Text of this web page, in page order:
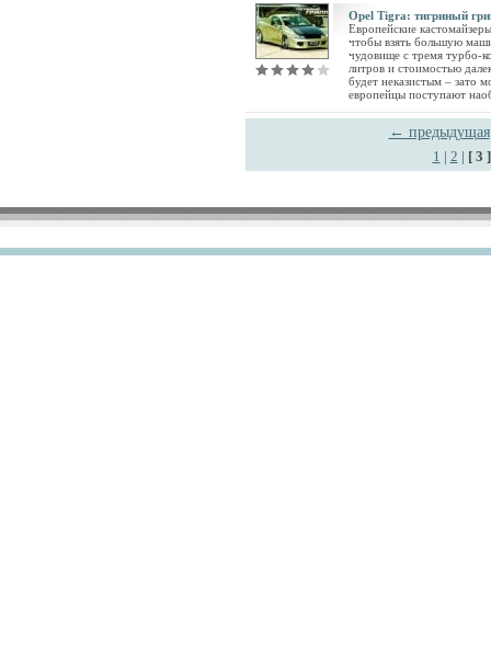
Opel Tigra: тигриный
Европейские
чтобы взять большую
чудовище с тремя турбо-
литров и стоимостью
будет неказистым – зато
европейцы поступают
← предыдущая
1 | 2 | [ 3 ]